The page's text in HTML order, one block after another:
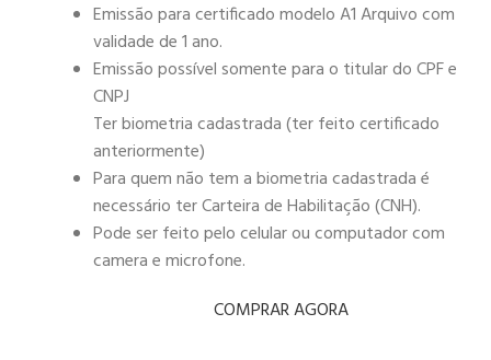
Emissão para certificado modelo A1 Arquivo com
validade de 1 ano.
Emissão possível somente para o titular do CPF e
CNPJ
Ter biometria cadastrada (ter feito certificado
anteriormente)
Para quem não tem a biometria cadastrada é
necessário ter Carteira de Habilitação (CNH).
Pode ser feito pelo celular ou computador com
camera e microfone.
COMPRAR AGORA